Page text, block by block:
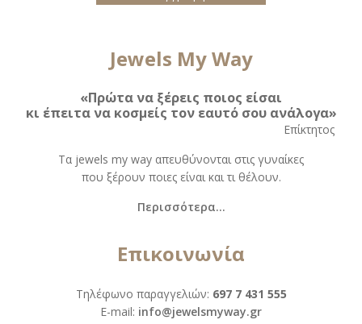
Jewels My Way
«Πρώτα να ξέρεις ποιος είσαι
κι έπειτα να κοσμείς τον εαυτό σου ανάλογα»
Eπίκτητος
Τα jewels my way απευθύνονται στις γυναίκες
που ξέρουν ποιες είναι και τι θέλουν.
Περισσότερα...
Επικοινωνία
Τηλέφωνο παραγγελιών: 697 7 431 555
Ε-mail: info@jewelsmyway.gr